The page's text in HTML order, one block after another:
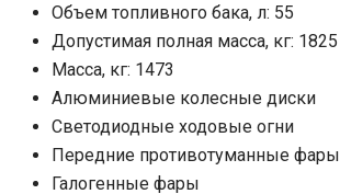
Объем топливного бака, л: 55
Допустимая полная масса, кг: 1825
Масса, кг: 1473
Алюминиевые колесные диски
Светодиодные ходовые огни
Передние противотуманные фары
Галогенные фары